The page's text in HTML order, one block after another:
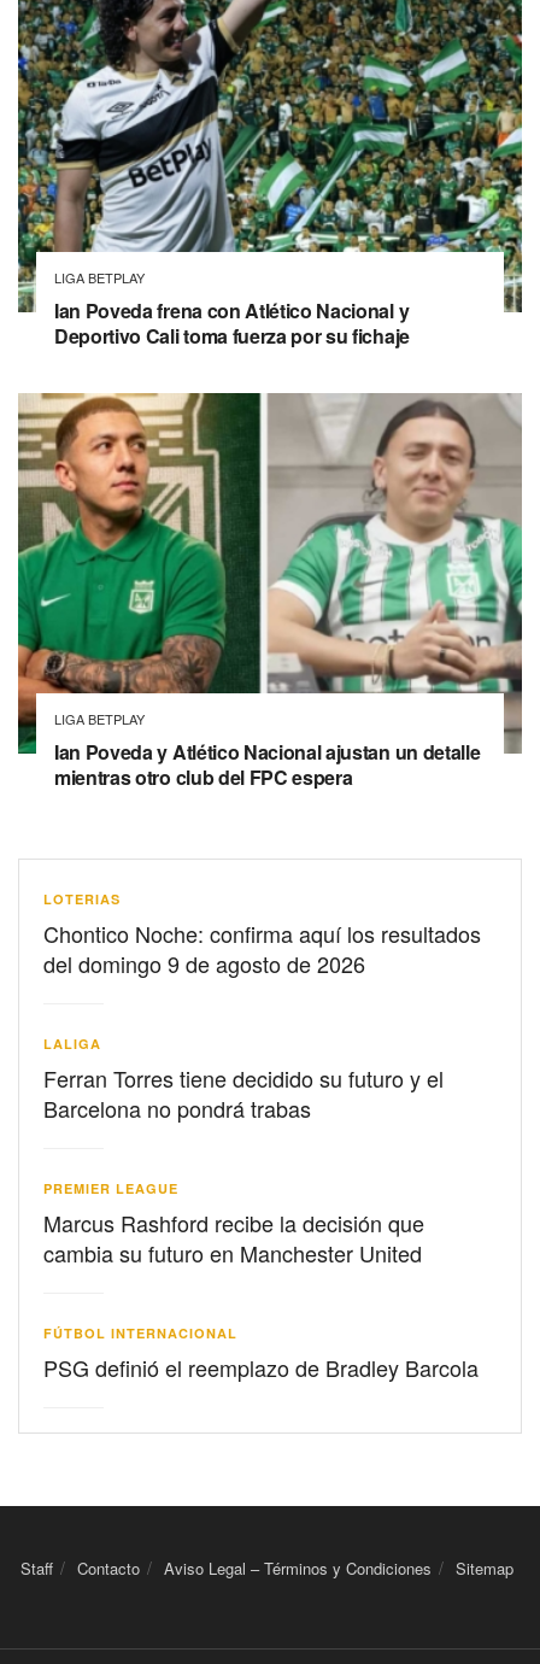
LIGA BETPLAY
Ian Poveda frena con Atlético Nacional y
Deportivo Cali toma fuerza por su fichaje
LIGA BETPLAY
Ian Poveda y Atlético Nacional ajustan un detalle
mientras otro club del FPC espera
LOTERIAS
Chontico Noche: confirma aquí los resultados
del domingo 9 de agosto de 2026
LALIGA
Ferran Torres tiene decidido su futuro y el
Barcelona no pondrá trabas
PREMIER LEAGUE
Marcus Rashford recibe la decisión que
cambia su futuro en Manchester United
FÚTBOL INTERNACIONAL
PSG definió el reemplazo de Bradley Barcola
Staff Contacto Aviso Legal – Términos y Condiciones Sitemap